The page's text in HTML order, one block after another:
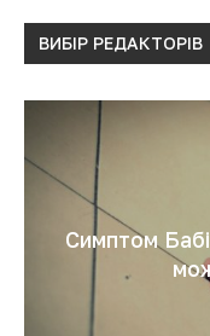
ВИБІР РЕДАКТОРІВ
Симптом